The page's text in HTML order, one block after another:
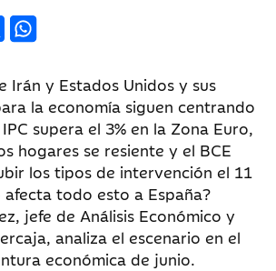
Irán y Estados Unidos y sus
la economía siguen centrando
supera el 3% en la Zona Euro,
hogares se resiente y el BCE
los tipos de intervención el 11
afecta todo esto a España?
jefe de Análisis Económico y
analiza el escenario en el
económica de junio.